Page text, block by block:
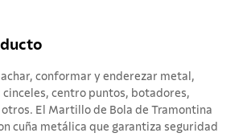
conformar y enderezar metal,
centro puntos, botadores,
El Martillo de Bola de Tramontina
cuña metálica que garantiza seguridad